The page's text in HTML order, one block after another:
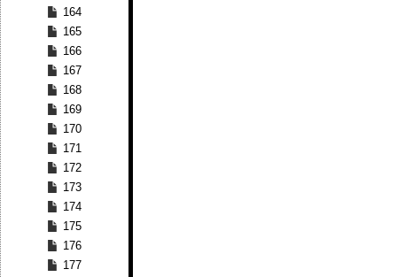
164
165
166
167
168
169
170
171
172
173
174
175
176
177